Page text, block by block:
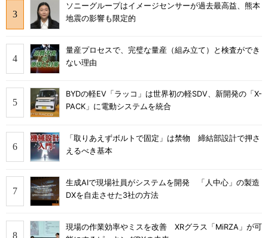
ソニーグループはイメージセンサーが過去最高益、熊本
地震の影響も限定的
量産プロセスで、完璧な量産（組み立て）と検査ができ
ない理由
BYDの軽EV「ラッコ」は世界初の軽SDV、新開発の「X-
PACK」に電動システムを統合
「取りあえずボルトで固定」は禁物 締結部設計で押さ
えるべき基本
生成AIで現場社員がシステムを開発 「人中心」の製造
DXを自走させた3社の方法
現場の作業効率やミスを改善 XRグラス「MiRZA」が可